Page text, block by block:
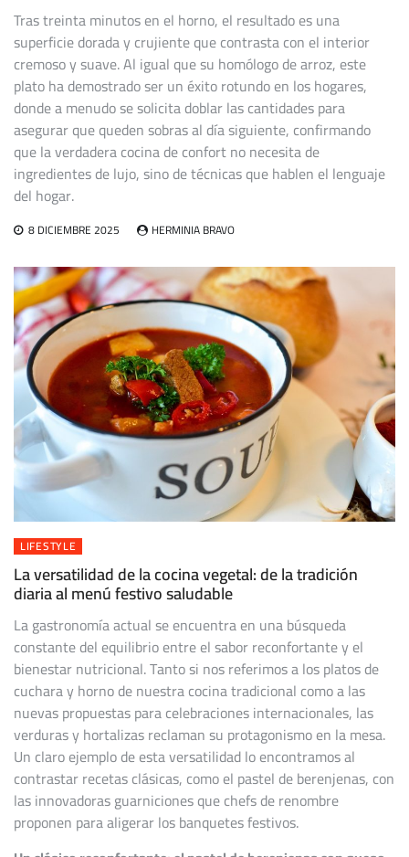
Tras treinta minutos en el horno, el resultado es una
superficie dorada y crujiente que contrasta con el interior
cremoso y suave. Al igual que su homólogo de arroz, este
plato ha demostrado ser un éxito rotundo en los hogares,
donde a menudo se solicita doblar las cantidades para
asegurar que queden sobras al día siguiente, confirmando
que la verdadera cocina de confort no necesita de
ingredientes de lujo, sino de técnicas que hablen el lenguaje
del hogar.
8 DICIEMBRE 2025 HERMINIA BRAVO
LIFESTYLE
La versatilidad de la cocina vegetal: de la tradición
diaria al menú festivo saludable
La gastronomía actual se encuentra en una búsqueda
constante del equilibrio entre el sabor reconfortante y el
bienestar nutricional. Tanto si nos referimos a los platos de
cuchara y horno de nuestra cocina tradicional como a las
nuevas propuestas para celebraciones internacionales, las
verduras y hortalizas reclaman su protagonismo en la mesa.
Un claro ejemplo de esta versatilidad lo encontramos al
contrastar recetas clásicas, como el pastel de berenjenas, con
las innovadoras guarniciones que chefs de renombre
proponen para aligerar los banquetes festivos.